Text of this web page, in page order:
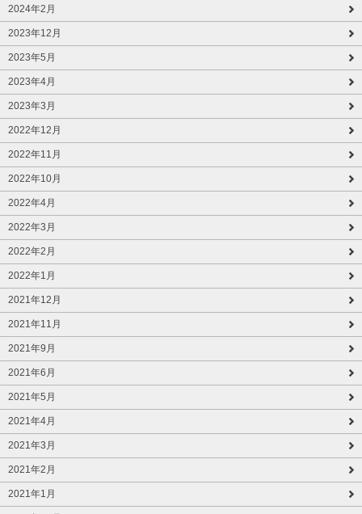
2024年2月
2023年12月
2023年5月
2023年4月
2023年3月
2022年12月
2022年11月
2022年10月
2022年4月
2022年3月
2022年2月
2022年1月
2021年12月
2021年11月
2021年9月
2021年6月
2021年5月
2021年4月
2021年3月
2021年2月
2021年1月